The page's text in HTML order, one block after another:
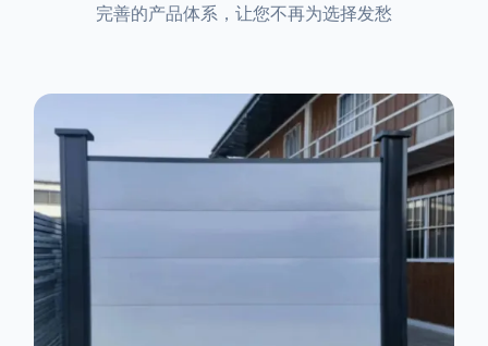
完善的产品体系，让您不再为选择发愁